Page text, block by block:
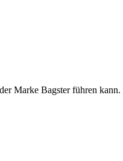
Marke Bagster führen kann.